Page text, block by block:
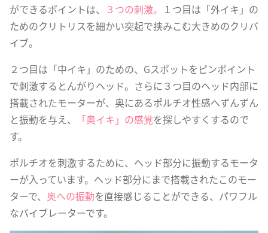
ができるポイントは、
３つの刺激。 １つ目は「外イキ」の
ためのクリトリスを細かい突起で挟みこむ大きめのクリバ
イブ。
２つ目は「中イキ」のための、Gスポットをピンポイント
で刺激するとんがりヘッド。さらに３つ目のヘッド内部に
搭載されたモーターが、奥にあるポルチオ性感へずんずん
と振動を与え、
「奥イキ」の感覚を探しやすくするので
す。
ポルチオを刺激するために、ヘッド部分に振動するモータ
ーが入っています。ヘッド部分にまで搭載されたこのモー
ターで、 奥への振動を直接感じることができる、パワフル
なバイブレーターです。